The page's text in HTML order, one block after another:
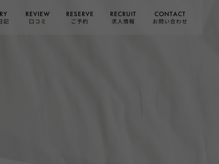
記
REVIEW
口コミ
RESERVE
ご予約
RECRUIT
求人情報
CONTACT
お問い合わせ